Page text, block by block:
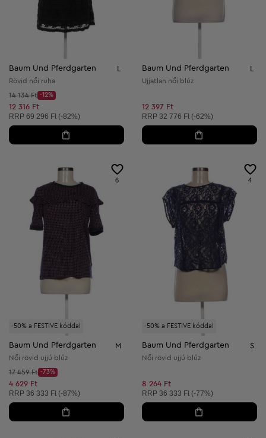
Baum Und Pferdgarten
Rövid női ruha
Kezdő ár:
14 134 Ft
Discount Price:
-12%
Csökkentett ár:
12 316 Ft
Ajánlott ár:
RRP 69 296 Ft (-82%)
Baum Und Pferdgarten
Ujjatlan női blúz
12 397 Ft
Ajánlott ár:
RRP 32 776 Ft (-62%)
-50% a FESTIVE kóddal
6
Baum Und Pferdgarten M
Női rövid ujjú blúz
Kezdő ár:
17 459 Ft
Discount Price:
-73%
Csökkentett ár:
4 629 Ft
Ajánlott ár:
RRP 36 333 Ft (-87%)
-50% a FESTIVE kóddal
4
Baum Und Pferdgarten S
Női rövid ujjú blúz
8 264 Ft
Ajánlott ár:
RRP 36 333 Ft (-77%)